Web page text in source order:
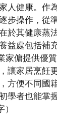
人健康。作
步操作，從
於其健康蒸
益處包括補
家傭提供優
讓家居烹飪
方便不同國
學者也能掌